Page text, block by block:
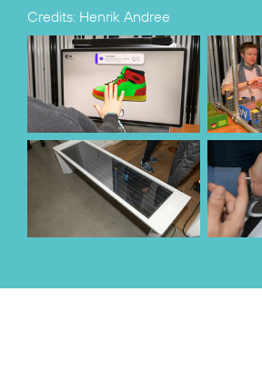
Credits: Henrik Andree